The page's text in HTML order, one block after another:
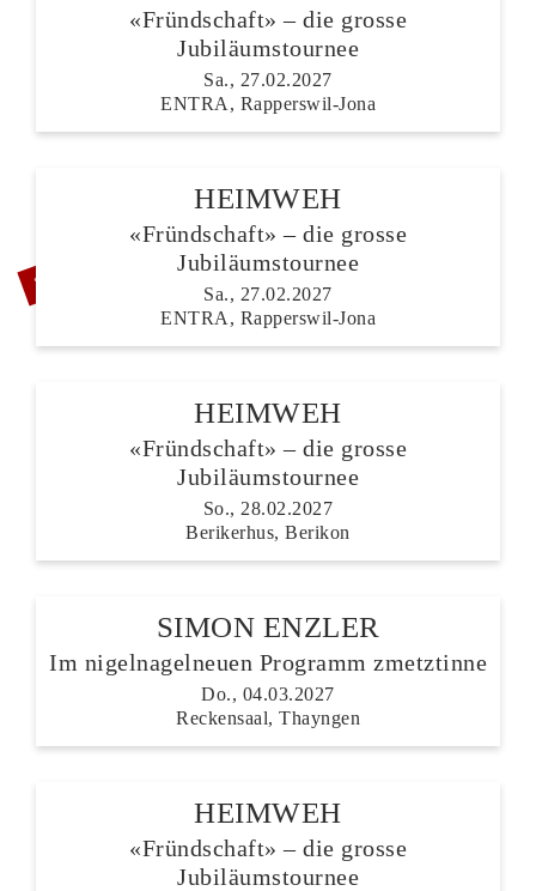
«Fründschaft» – die grosse
Jubiläumstournee
Sa., 27.02.2027
ENTRA, Rapperswil-Jona
ZUSATZSHOW
HEIMWEH
«Fründschaft» – die grosse
Jubiläumstournee
Sa., 27.02.2027
ENTRA, Rapperswil-Jona
HEIMWEH
«Fründschaft» – die grosse
Jubiläumstournee
So., 28.02.2027
Berikerhus, Berikon
SIMON ENZLER
Im nigelnagelneuen Programm zmetztinne
Do., 04.03.2027
Reckensaal, Thayngen
HEIMWEH
«Fründschaft» – die grosse
Jubiläumstournee